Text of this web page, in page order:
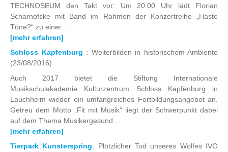
TECHNOSEUM den Takt vor: Um 20.00 Uhr lädt Florian
Scharnofske mit Band im Rahmen der Konzertreihe „Haste
Töne?“ zu einer...
[mehr erfahren]
Schloss Kapfenburg : Weiterbilden in historischem Ambiente
(23/08/2016)
Auch 2017 bietet die Stiftung Internationale
Musikschulakademie Kulturzentrum Schloss Kapfenburg in
Lauchheim wieder ein umfangreiches Fortbildungsangebot an.
Getreu dem Motto „Fit mit Musik“ liegt der Schwerpunkt dabei
auf dem Thema Musikergesund...
[mehr erfahren]
Tierpark Kunsterspring: Plötzlicher Tod unseres Wolfes IVO